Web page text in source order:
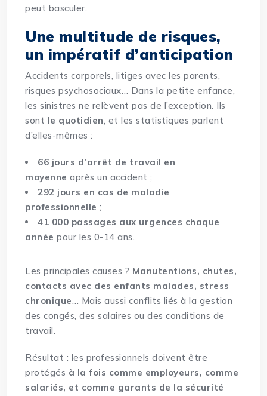
peut basculer.
Une multitude de risques,
un impératif d’anticipation
Accidents corporels, litiges avec les parents,
risques psychosociaux… Dans la petite enfance,
les sinistres ne relèvent pas de l’exception. Ils
sont le quotidien, et les statistiques parlent
d’elles-mêmes :
66 jours d’arrêt de travail en
moyenne après un accident ;
292 jours en cas de maladie
professionnelle ;
41 000 passages aux urgences chaque
année pour les 0-14 ans.
Les principales causes ? Manutentions, chutes,
contacts avec des enfants malades, stress
chronique… Mais aussi conflits liés à la gestion
des congés, des salaires ou des conditions de
travail.
Résultat : les professionnels doivent être
protégés à la fois comme employeurs, comme
salariés, et comme garants de la sécurité